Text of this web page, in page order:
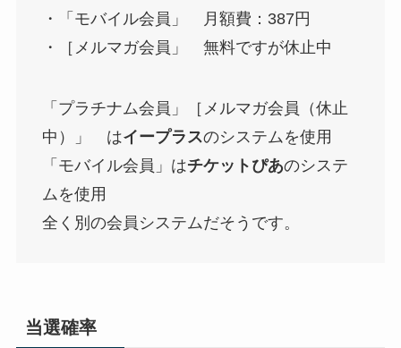
・「モバイル会員」 月額費：387円
・［メルマガ会員」 無料ですが休止中
「プラチナム会員」［メルマガ会員（休止
中）」 はイープラスのシステムを使用
「モバイル会員」はチケットぴあのシステ
ムを使用
全く別の会員システムだそうです。
当選確率